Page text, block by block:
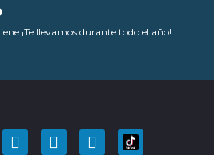
¡Te llevamos durante todo el año!
Y
I
P